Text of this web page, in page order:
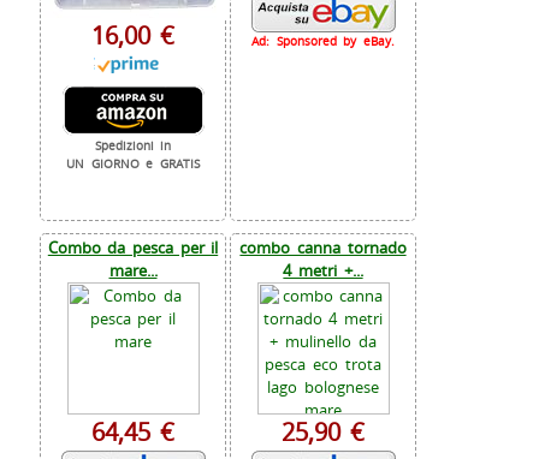
16,00 €
Spedizioni in
UN GIORNO e GRATIS
Ad: Sponsored by eBay.
Combo da pesca per il
mare...
64,45 €
combo canna tornado
4 metri +...
25,90 €